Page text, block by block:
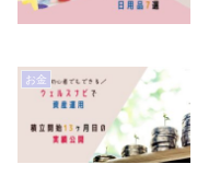
お金